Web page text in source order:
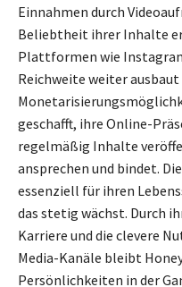
Einnahmen durch
Beliebtheit ihrer Inhalte
Plattformen wie
Reichweite weiter
geschafft, ihre Online-
regelmäßig Inhalte
ansprechen und bindet.
essenziell für ihren
das stetig wächst. Durch
Karriere und die clevere
Media-Kanäle bleibt
Persönlichkeiten in der